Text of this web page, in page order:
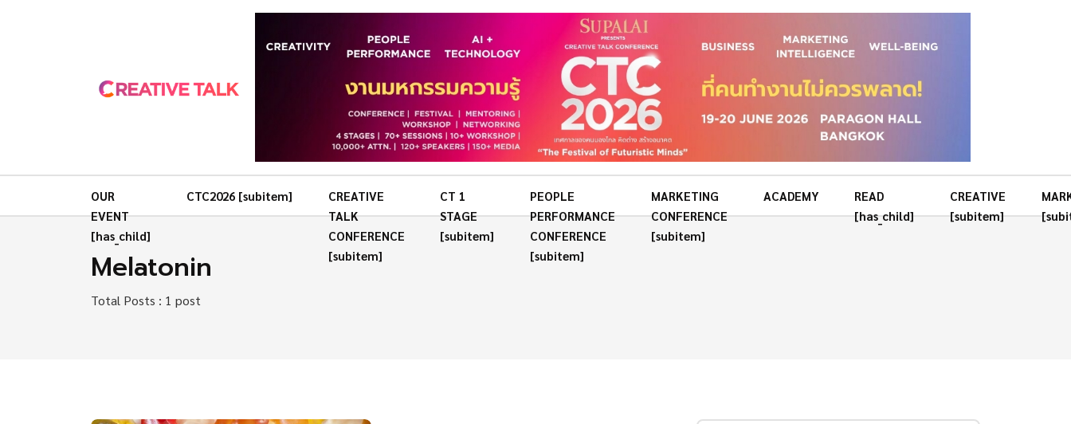
OUR
EVENT
[has_child]
CTC2026 [subitem]
CREATIVE
TALK
CONFERENCE
[subitem]
CT 1
STAGE
[subitem]
PEOPLE
PERFORMANCE
CONFERENCE
[subitem]
MARKETING
CONFERENCE
[subitem]
ACADEMY
READ
[has_child]
CREATIVE
[subitem]
Melatonin
Total Posts : 1 post